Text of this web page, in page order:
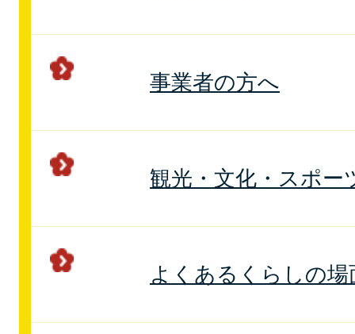
事業者の方へ
観光・文化・スポー
よくあるくらしの場